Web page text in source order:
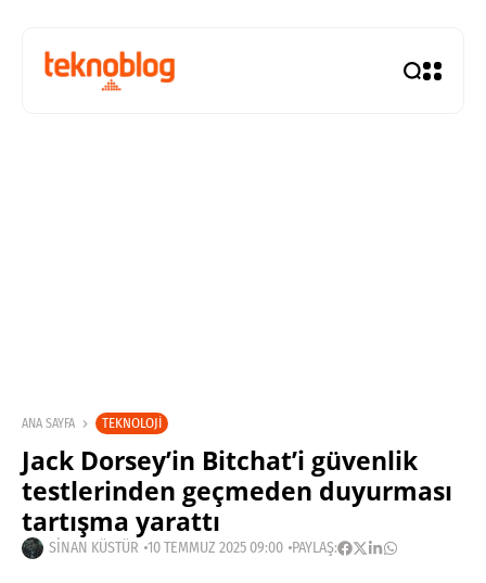
ANA SAYFA TEKNOLOJI
Jack Dorsey’in Bitchat’i güvenlik
testlerinden geçmeden duyurması
tartışma yarattı
SINAN KÜSTÜR 10 TEMMUZ 2025 09:00 PAYLAŞ: